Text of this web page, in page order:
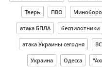
Тверь ПВО
атака БПЛА беспилотники
атака Украины сегодня
Украина Одесса